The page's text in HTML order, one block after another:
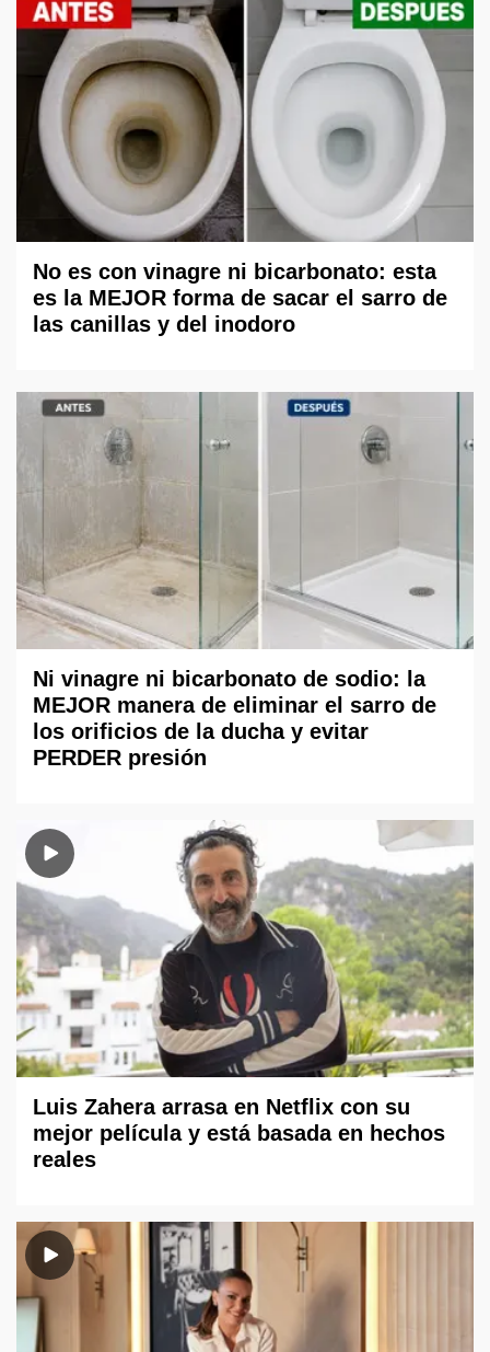
No es con vinagre ni bicarbonato: esta
es la MEJOR forma de sacar el sarro de
las canillas y del inodoro
Ni vinagre ni bicarbonato de sodio: la
MEJOR manera de eliminar el sarro de
los orificios de la ducha y evitar
PERDER presión
Luis Zahera arrasa en Netflix con su
mejor película y está basada en hechos
reales